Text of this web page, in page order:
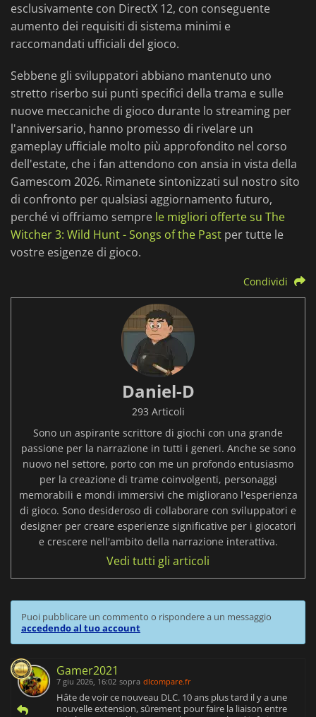
esclusivamente con DirectX 12, con conseguente
aumento dei requisiti di sistema minimi e
raccomandati ufficiali del gioco.
Sebbene gli sviluppatori abbiano mantenuto uno
stretto riserbo sui punti specifici della trama e sulle
nuove meccaniche di gioco durante lo streaming per
l'anniversario, hanno promesso di rivelare un
gameplay ufficiale molto più approfondito nel corso
dell'estate, che i fan attendono con ansia in vista della
Gamescom 2026. Rimanete sintonizzati sul nostro sito
di confronto per qualsiasi aggiornamento futuro,
perché vi offriamo sempre le migliori offerte su The
Witcher 3: Wild Hunt - Songs of the Past per tutte le
vostre esigenze di gioco.
Condividi
Daniel-D
293 Articoli
Sono un aspirante scrittore di giochi con una grande
passione per la narrazione in tutti i generi. Anche se sono
nuovo nel settore, porto con me un profondo entusiasmo
per la creazione di trame coinvolgenti, personaggi
memorabili e mondi immersivi che migliorano l'esperienza
di gioco. Sono desideroso di collaborare con sviluppatori e
designer per creare esperienze significative per i giocatori
e crescere nell'ambito della narrazione interattiva.
Vedi tutti gli articoli
Puoi pubblicare un commento o rispondere a un messaggio
accedendo al tuo account
Gamer2021
7 giu 2026, 16:02 sopra dlcompare.fr
Hâte de voir ce nouveau DLC. 10 ans plus tard il y a une
nouvelle extension, sûrement pour faire la liaison entre